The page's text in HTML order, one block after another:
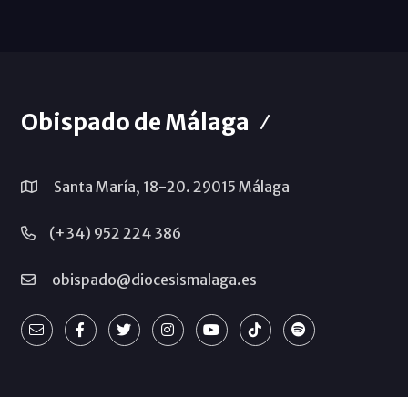
Obispado de Málaga
Santa María, 18-20. 29015 Málaga
(+34) 952 224 386
obispado@diocesismalaga.es